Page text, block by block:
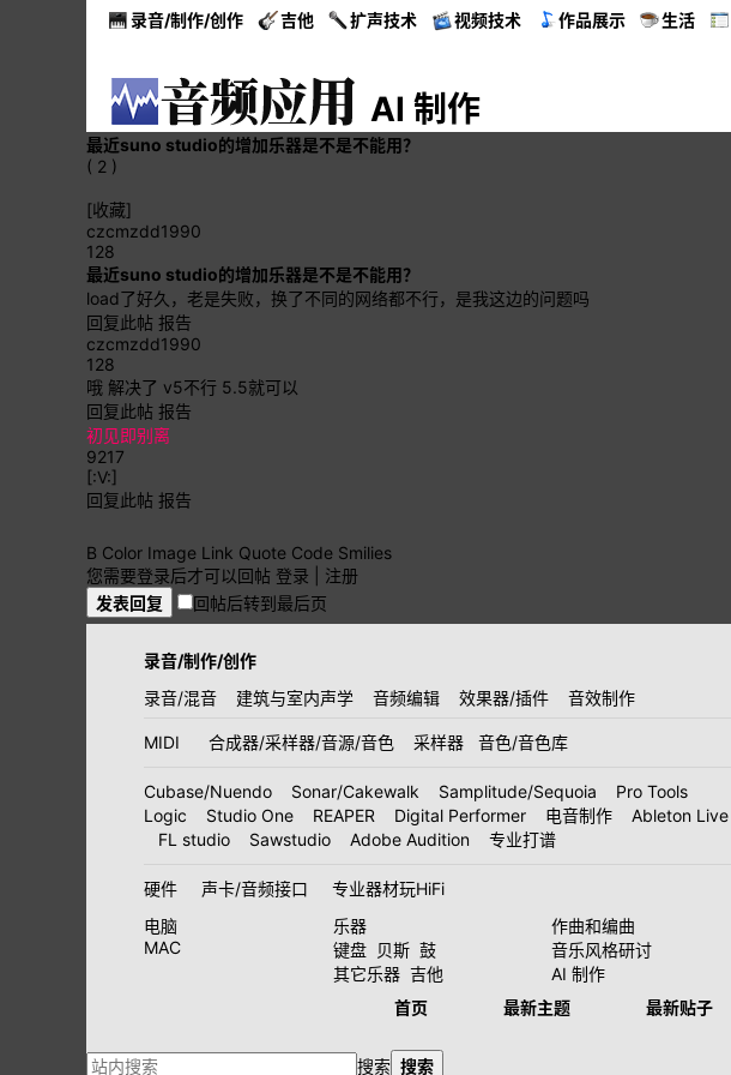
录音/制作/创作 吉他 扩声技术 视频技术 作品展示 生活
AI 制作
最近suno studio的增加乐器是不是不能用？
( 2 )
[收藏]
czcmzdd1990
128
最近suno studio的增加乐器是不是不能用？
load了好久，老是失败，换了不同的网络都不行，是我这边的问题吗
回复此帖 报告
czcmzdd1990
128
哦 解决了 v5不行 5.5就可以
回复此帖 报告
初见即别离
9217
[:V:]
回复此帖 报告
B Color Image Link Quote Code Smilies
您需要登录后才可以回帖 登录
注册
发表回复 回帖后转到最后页
录音/制作/创作
录音/混音
建筑与室内声学 音频编辑 效果器/插件 音效制作
MIDI 合成器/采样器/音源/音色 采样器 音色/音色库
Cubase/Nuendo Sonar/Cakewalk Samplitude/Sequoia
Pro Tools
Logic
Studio One REAPER Digital Performer 电音制作
Ableton Live
FL studio
Sawstudio Adobe Audition 专业打谱
硬件 声卡/音频接口
专业器材玩HiFi
电脑
MAC
乐器
键盘 贝斯 鼓
其它乐器 吉他
作曲和编曲
音乐风格研讨
AI 制作
首页 最新主题 最新贴子
搜索 搜索